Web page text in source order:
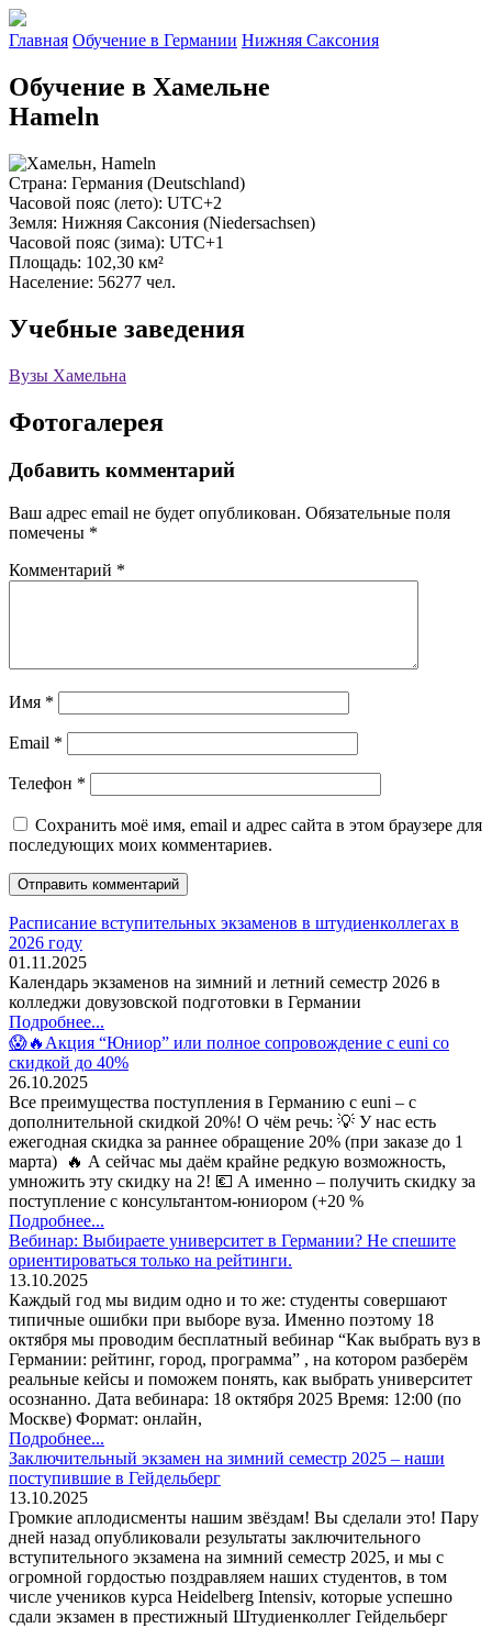
Главная Обучение в Германии Нижняя Саксония
Обучение в Хамельне
Hameln
Страна: Германия (Deutschland)
Часовой пояс (лето): UTC+2
Земля: Нижняя Саксония (Niedersachsen)
Часовой пояс (зима): UTC+1
Площадь: 102,30 км²
Население: 56277 чел.
Учебные заведения
Вузы Хамельна
Фотогалерея
Добавить комментарий
Ваш адрес email не будет опубликован. Обязательные поля
помечены *
Комментарий *
Имя *
Email *
Телефон *
Сохранить моё имя, email и адрес сайта в этом браузере для
последующих моих комментариев.
Расписание вступительных экзаменов в штудиенколлегах в
2026 году
01.11.2025
Календарь экзаменов на зимний и летний семестр 2026 в
колледжи довузовской подготовки в Германии
Подробнее...
😱🔥Акция “Юниор” или полное сопровождение с euni со
скидкой до 40%
26.10.2025
Все преимущества поступления в Германию с euni – с
дополнительной скидкой 20%! О чём речь: 💡 У нас есть
ежегодная скидка за раннее обращение 20% (при заказе до 1
марта) 🔥 А сейчас мы даём крайне редкую возможность,
умножить эту скидку на 2! 💶 А именно – получить скидку за
поступление с консультантом-юниором (+20 %
Подробнее...
Вебинар: Выбираете университет в Германии? Не спешите
ориентироваться только на рейтинги.
13.10.2025
Каждый год мы видим одно и то же: студенты совершают
типичные ошибки при выборе вуза. Именно поэтому 18
октября мы проводим бесплатный вебинар “Как выбрать вуз в
Германии: рейтинг, город, программа” , на котором разберём
реальные кейсы и поможем понять, как выбрать университет
осознанно. Дата вебинара: 18 октября 2025 Время: 12:00 (по
Москве) Формат: онлайн,
Подробнее...
Заключительный экзамен на зимний семестр 2025 – наши
поступившие в Гейдельберг
13.10.2025
Громкие аплодисменты нашим звёздам! Вы сделали это! Пару
дней назад опубликовали результаты заключительного
вступительного экзамена на зимний семестр 2025, и мы с
огромной гордостью поздравляем наших студентов, в том
числе учеников курса Heidelberg Intensiv, которые успешно
сдали экзамен в престижный Штудиенколлег Гейдельберг